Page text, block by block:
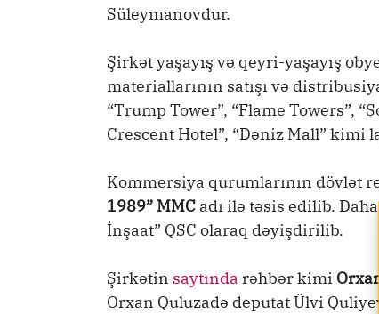
Süleymanovdur.
Şirkət yaşayış və qeyri-yaşayış
materiallarının satışı və
“Trump Tower”, “Flame Towers”,
Crescent Hotel”, “Dəniz Mall”
Kommersiya qurumlarının dövlət
1989” MMC adı ilə təsis edilib.
İnşaat” QSC olaraq dəyişdirilib.
Şirkətin saytında rəhbər kimi
Orxan Quluzadə deputat Ülvi